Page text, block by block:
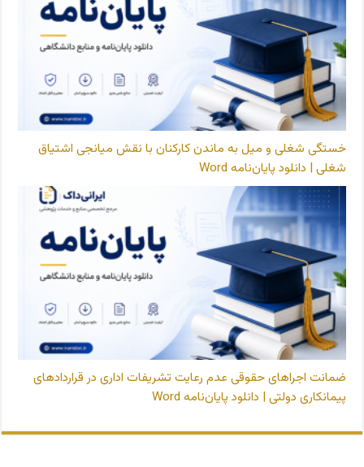
خستگی شغلی و میل به ماندن کارکنان با نقش میانجی اشتیاق
شغلی | دانلود پایان‌نامه Word
ضمانت اجراهای حقوقی عدم رعایت تشریفات اداری در قراردادهای
پیمانکاری دولتی | دانلود پایان‌نامه Word